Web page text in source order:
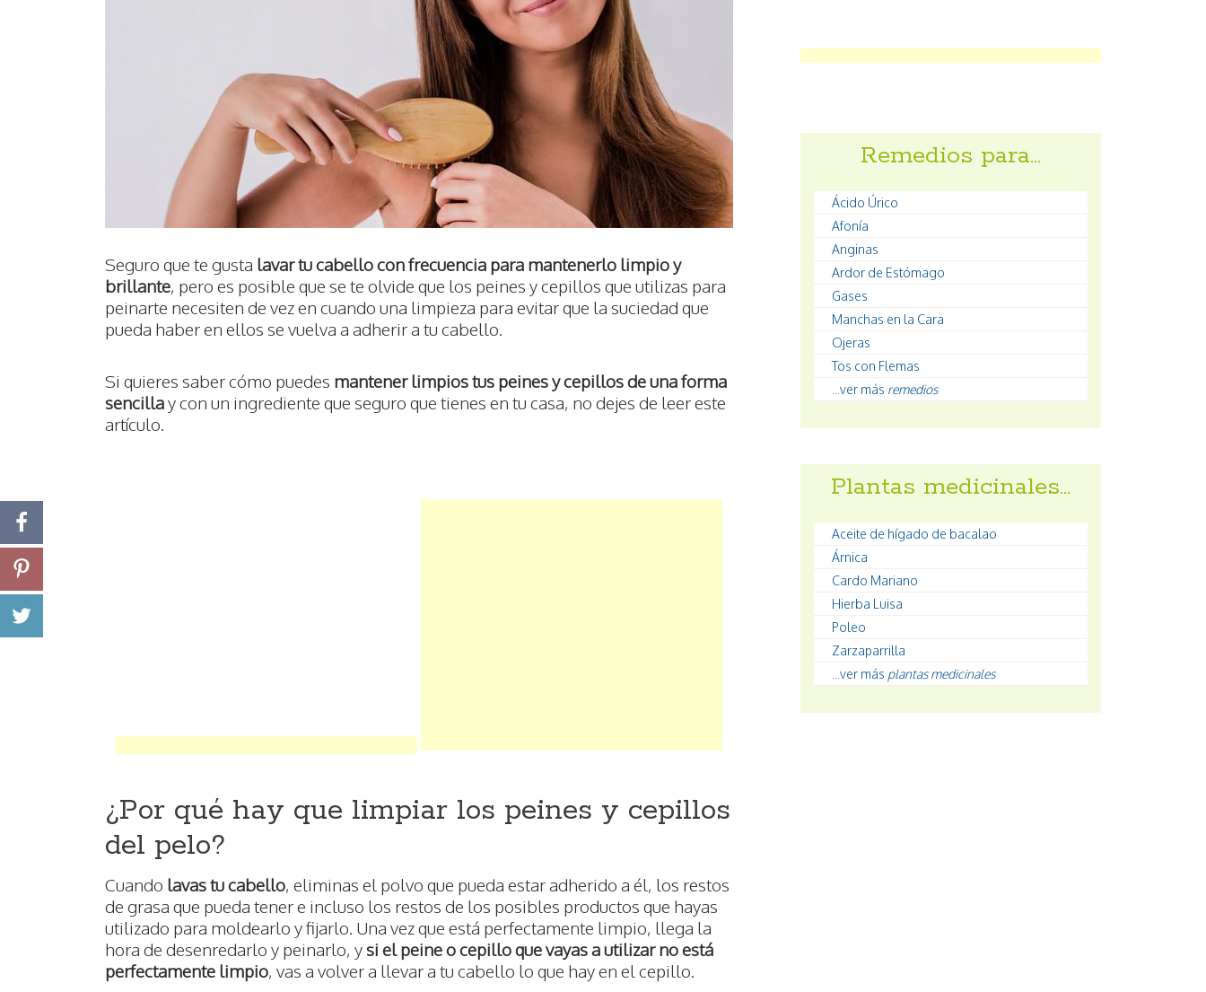
Seguro que te gusta lavar tu cabello con frecuencia para mantenerlo limpio y
brillante, pero es posible que se te olvide que los peines y cepillos que utilizas para
peinarte necesiten de vez en cuando una limpieza para evitar que la suciedad que
pueda haber en ellos se vuelva a adherir a tu cabello.
Si quieres saber cómo puedes mantener limpios tus peines y cepillos de una forma
sencillay con un ingrediente que seguro que tienes en tu casa, no dejes de leer este
artículo.
¿Por qué hay que limpiar los peines y cepillos
del pelo?
Cuando lavas tu cabello, eliminas el polvo que pueda estar adherido a él, los restos
de grasa que pueda tener e incluso los restos de los posibles productos que hayas
utilizado para moldearlo y fijarlo. Una vez que está perfectamente limpio, llega la
hora de desenredarlo y peinarlo, ysi el peine o cepillo que vayas a utilizar no está
perfectamente limpio, vas a volver a llevar a tu cabello lo que hay en el cepillo.
Remedios para…
Ácido Úrico
Afonía
Anginas
Ardor de Estómago
Gases
Manchas en la Cara
Ojeras
Tos con Flemas
...ver más remedios
Plantas medicinales…
Aceite de hígado de bacalao
Árnica
Cardo Mariano
Hierba Luisa
Poleo
Zarzaparrilla
...ver más plantas medicinales